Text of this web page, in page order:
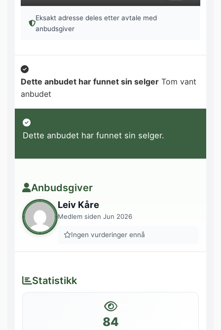
Eksakt adresse deles etter avtale med
anbudsgiver
Dette anbudet har funnet sin selger Tom vant
anbudet
Dette anbudet har funnet sin selger.
Anbudsgiver
Leiv Kåre
Medlem siden Jun 2026
Ingen vurderinger ennå
Statistikk
84